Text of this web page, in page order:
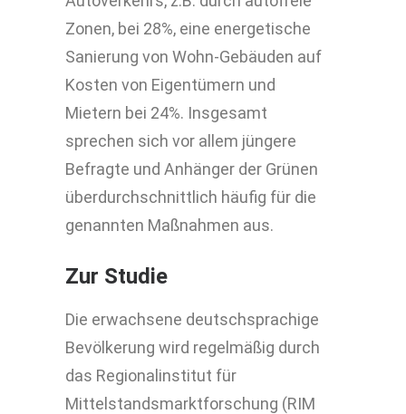
Zonen, bei 28%, eine energetische
Sanierung von Wohn-Gebäuden auf
Kosten von Eigentümern und
Mietern bei 24%. Insgesamt
sprechen sich vor allem jüngere
Befragte und Anhänger der Grünen
überdurchschnittlich häufig für die
genannten Maßnahmen aus.
Zur Studie
Die erwachsene deutschsprachige
Bevölkerung wird regelmäßig durch
das Regionalinstitut für
Mittelstandsmarktforschung (RIM